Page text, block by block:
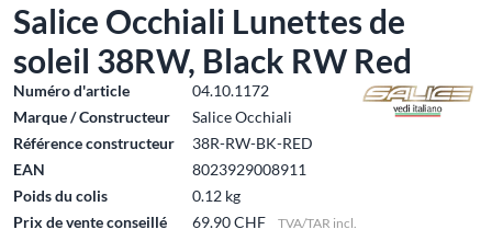
Salice Occhiali Lunettes de
soleil 38RW, Black RW Red
Numéro d'article
04.10.1172
Marque / Constructeur
Salice Occhiali
Référence constructeur
38R-RW-BK-RED
EAN
8023929008911
Poids du colis
0.12 kg
Prix de vente conseillé
69.90 CHF TVA/TAR incl.